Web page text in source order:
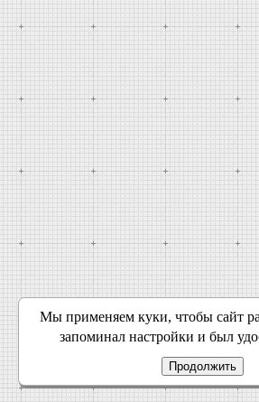
Мы применяем куки, чтобы сайт
запоминал настройки и был
Продолжить